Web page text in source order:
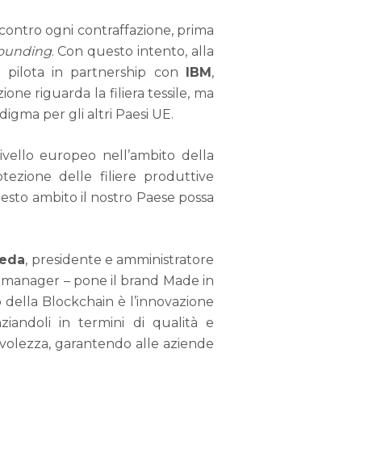
ogni contraffazione, prima
. Con questo intento, alla
in partnership con IBM,
riguarda la filiera tessile, ma
per gli altri Paesi UE.
europeo nell’ambito della
delle filiere produttive
ambito il nostro Paese possa
, presidente e amministratore
– pone il brand Made in
Blockchain è l’innovazione
in termini di qualità e
garantendo alle aziende